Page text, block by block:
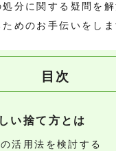
分に関する疑問を
めのお手伝いをしま
目次
い捨て方とは
活用法を検討する